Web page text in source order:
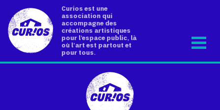
Curios est une
association qui
accompagne des
créations artistiques
pour l’espace public, là
où l’art est partout et
pour tous.